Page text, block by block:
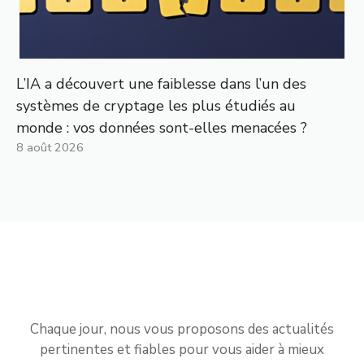
L’IA a découvert une faiblesse dans l’un des
systèmes de cryptage les plus étudiés au
monde : vos données sont-elles menacées ?
8 août 2026
Chaque jour, nous vous proposons des actualités
pertinentes et fiables pour vous aider à mieux